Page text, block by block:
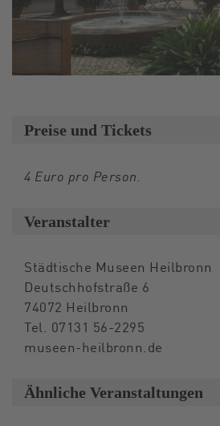
Preise und Tickets
4 Euro pro Person.
Veranstalter
Städtische Museen Heilbronn
Deutschhofstraße 6
74072 Heilbronn
Tel. 07131 56-2295
museen-heilbronn.de
Ähnliche Veranstaltungen